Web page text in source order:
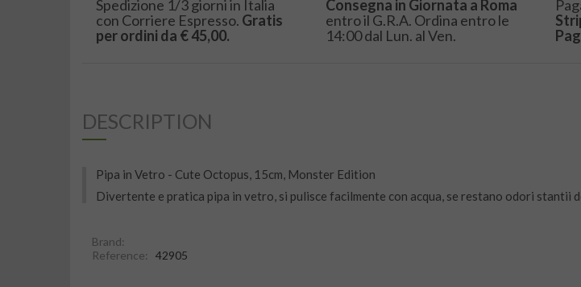
Spedizione 1/3 giorni in Italia
con Corriere Espresso. Gratis
per ordini da € 45,00.
Consegna in Giornata a Roma
entro il G.R.A. Ordina entro le
14:00 dal Lun. al Ven.
DESCRIPTION
Pipa in Vetro - Cute Octopus, 15cm, Monster Edition
Divertente e pratica pipa in vetro, si pulisce facilmente con acqua, se restano odori stantii
Brand:
Reference:
42905